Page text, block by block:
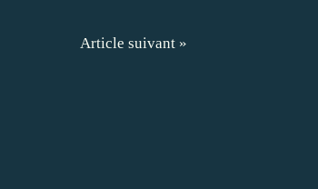
Article suivant »